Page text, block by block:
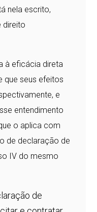
nela escrito,
direito
à eficácia direta
que seus efeitos
e
entendimento
o aplica com
de declaração de
IV do mesmo
de